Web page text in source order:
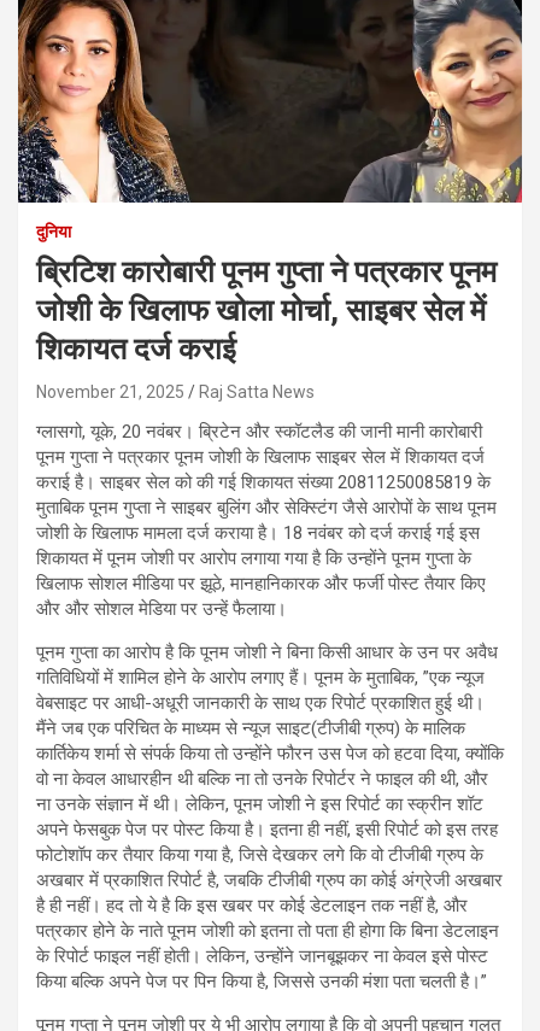
दुनिया
ब्रिटिश कारोबारी पूनम गुप्ता ने पत्रकार पूनम
जोशी के खिलाफ खोला मोर्चा, साइबर सेल में
शिकायत दर्ज कराई
November 21, 2025 Raj Satta News
ग्लासगो, यूके, 20 नवंबर। ब्रिटेन और स्कॉटलैड की जानी मानी कारोबारी
पूनम गुप्ता ने पत्रकार पूनम जोशी के खिलाफ साइबर सेल में शिकायत दर्ज
कराई है। साइबर सेल को की गई शिकायत संख्या 20811250085819 के
मुताबिक पूनम गुप्ता ने साइबर बुलिंग और सेक्स्टिंग जैसे आरोपों के साथ पूनम
जोशी के खिलाफ मामला दर्ज कराया है। 18 नवंबर को दर्ज कराई गई इस
शिकायत में पूनम जोशी पर आरोप लगाया गया है कि उन्होंने पूनम गुप्ता के
खिलाफ सोशल मीडिया पर झूठे, मानहानिकारक और फर्जी पोस्ट तैयार किए
और और सोशल मेडिया पर उन्हें फैलाया।
पूनम गुप्ता का आरोप है कि पूनम जोशी ने बिना किसी आधार के उन पर अवैध
गतिविधियों में शामिल होने के आरोप लगाए हैं। पूनम के मुताबिक, ”एक न्यूज
वेबसाइट पर आधी-अधूरी जानकारी के साथ एक रिपोर्ट प्रकाशित हुई थी।
मैंने जब एक परिचित के माध्यम से न्यूज साइट(टीजीबी ग्रुप) के मालिक
कार्तिकेय शर्मा से संपर्क किया तो उन्होंने फौरन उस पेज को हटवा दिया, क्योंकि
वो ना केवल आधारहीन थी बल्कि ना तो उनके रिपोर्टर ने फाइल की थी, और
ना उनके संज्ञान में थी। लेकिन, पूनम जोशी ने इस रिपोर्ट का स्क्रीन शॉट
अपने फेसबुक पेज पर पोस्ट किया है। इतना ही नहीं, इसी रिपोर्ट को इस तरह
फोटोशॉप कर तैयार किया गया है, जिसे देखकर लगे कि वो टीजीबी ग्रुप के
अखबार में प्रकाशित रिपोर्ट है, जबकि टीजीबी ग्रुप का कोई अंग्रेजी अखबार
है ही नहीं। हद तो ये है कि इस खबर पर कोई डेटलाइन तक नहीं है, और
पत्रकार होने के नाते पूनम जोशी को इतना तो पता ही होगा कि बिना डेटलाइन
के रिपोर्ट फाइल नहीं होती। लेकिन, उन्होंने जानबूझकर ना केवल इसे पोस्ट
किया बल्कि अपने पेज पर पिन किया है, जिससे उनकी मंशा पता चलती है।”
पूनम गुप्ता ने पूनम जोशी पर ये भी आरोप लगाया है कि वो अपनी पहचान गलत